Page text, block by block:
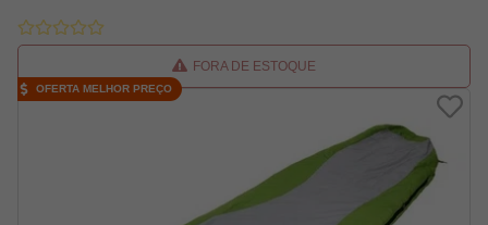
FORA DE ESTOQUE
OFERTA MELHOR PREÇO